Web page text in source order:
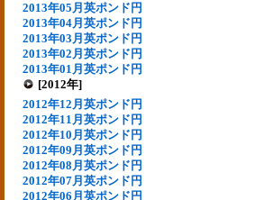
2013年05月英ポンド円
2013年04月英ポンド円
2013年03月英ポンド円
2013年02月英ポンド円
2013年01月英ポンド円
[2012年]
2012年12月英ポンド円
2012年11月英ポンド円
2012年10月英ポンド円
2012年09月英ポンド円
2012年08月英ポンド円
2012年07月英ポンド円
2012年06月英ポンド円